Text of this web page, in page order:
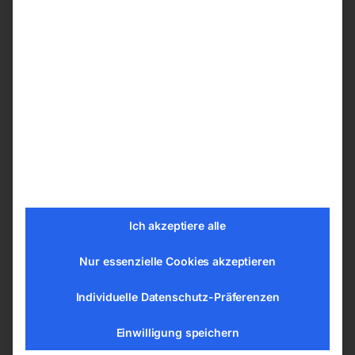
Netzfrequenz 50 Hz
Motor Drehzahl 1250 min¯¹
Drehzahlstufen 3
Luftmenge max. 5315 m³/h
Ich akzeptiere alle
Nur essenzielle Cookies akzeptieren
Individuelle Datenschutz-Präferenzen
Einwilligung speichern